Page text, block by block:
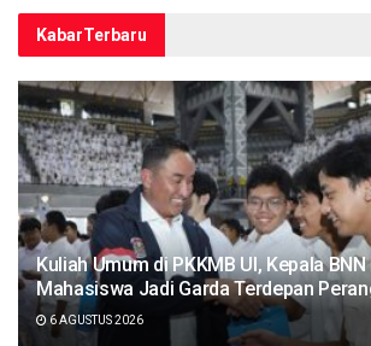
KabarTerbaru
Kuliah Umum di PKKMB UI, Kepala BNN
Mahasiswa Jadi Garda Terdepan
6 AGUSTUS 2026